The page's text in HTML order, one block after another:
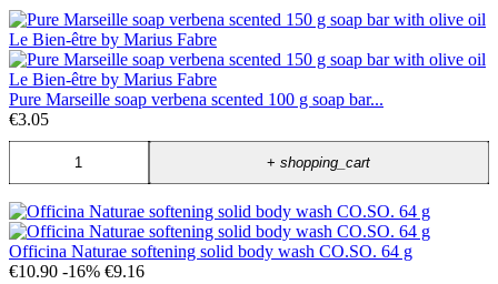
Pure Marseille soap verbena scented 100 g soap bar...
€3.05
+shopping_cart
Officina Naturae softening solid body wash CO.SO. 64 g
€10.90 -16% €9.16